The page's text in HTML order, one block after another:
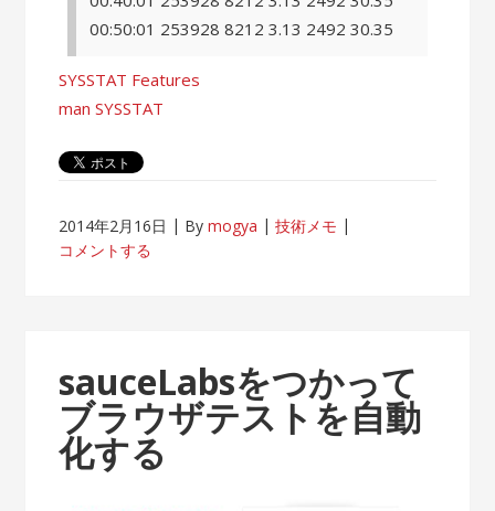
00:50:01 253928 8212 3.13 2492 30.35
SYSSTAT Features
man SYSSTAT
2014年2月16日 Bymogya
技術メモ
コメントする
sauceLabsをつかって
ブラウザテストを自動
化する